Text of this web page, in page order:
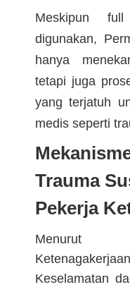
Meskipun
digunakan,
hanya
tetapi juga
yang terjatuh
medis seperti
Trauma
Pekerja
Menurut
Keselamatan